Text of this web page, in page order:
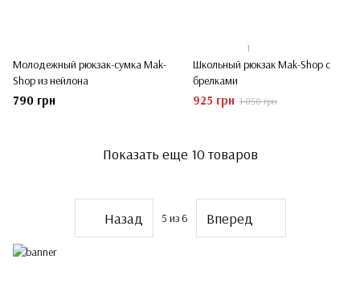
Молодежный рюкзак-сумка Mak-
Shop из нейлона
790 грн
1
Школьный рюкзак Mak-Shop с
брелками
925 грн 1 050 грн
Показать еще 10 товаров
Назад 5 из 6 Вперед